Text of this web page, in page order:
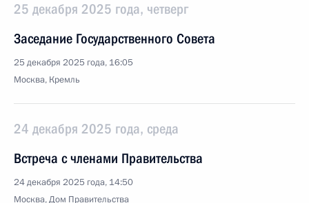
25 декабря 2025 года, четверг
Заседание Государственного Совета
25 декабря 2025 года, 16:05
Москва, Кремль
24 декабря 2025 года, среда
Встреча с членами Правительства
24 декабря 2025 года, 14:50
Москва, Дом Правительства